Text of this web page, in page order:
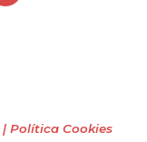
| Política Cookies